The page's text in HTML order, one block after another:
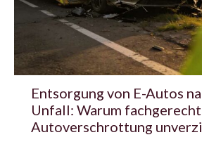
Entsorgung von E-Autos
Unfall: Warum
Autoverschrottung